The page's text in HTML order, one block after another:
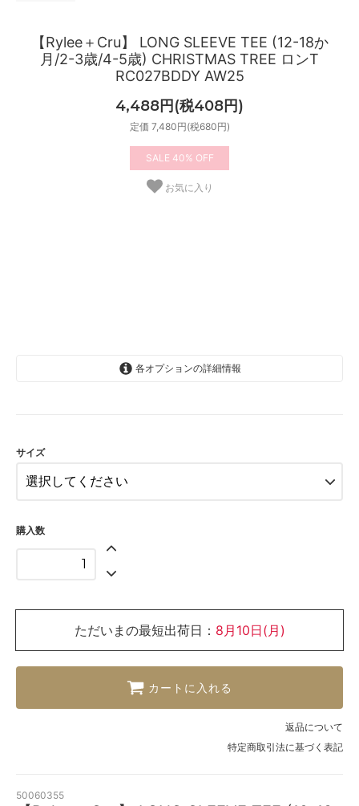
【Rylee＋Cru】 LONG SLEEVE TEE (12-18か
月/2-3歳/4-5歳) CHRISTMAS TREE ロンT
RC027BDDY AW25
4,488円(税408円)
定価 7,480円(税680円)
40%
お気に入り
各オプションの詳細情報
サイズ
購入数
ただいまの最短出荷日： 8月10日(月)
カートに入れる
返品について
特定商取引法に基づく表記
50060355